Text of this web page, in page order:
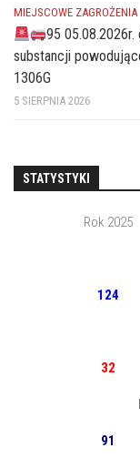
MIEJSCOWE ZAGROŻENIA
95
substancji
1306G
5 SIERPNIA 2026
STATYSTYKI
Rok 2025
124
32
91